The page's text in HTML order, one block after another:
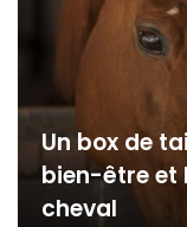
Un box de
bien-être et
cheval